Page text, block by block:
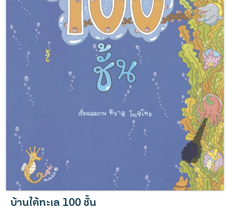
บ้านใต้ทะเล 100 ชั้น